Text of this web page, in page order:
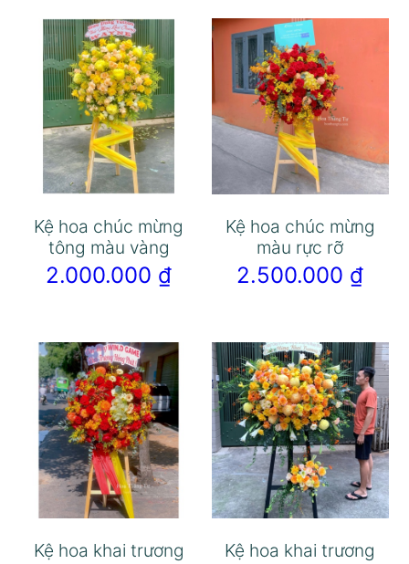
Kệ hoa chúc mừng
tông màu vàng
2.000.000 ₫
Kệ hoa chúc mừng
màu rực rỡ
2.500.000 ₫
Kệ hoa khai trương Kệ hoa khai trương